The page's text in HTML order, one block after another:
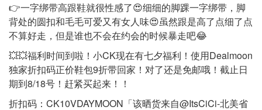
👉一字绑带高跟鞋就很性感了😍细细的脚踝一字绑带，脚
背处的圆扣和毛毛可爱又有女人味😍虽然跟是高了点细了点
不算好走，但是谁也不会在约会的时候暴走吧😂
💥💥福利时间到啦！小CK现在有七夕福利！使用Dealmoon
独家折扣码正价鞋包9折带回家！对了还是免邮哦！截止日
期到8/18号！赶紧买起来！！
折扣码：CK10VDAYMOON「该晒货来自@ItsCiCi-北美省